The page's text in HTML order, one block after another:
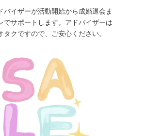
バイザーが活動開始から成婚退会ま
でサポートします。アドバイザーは
タクですので、ご安心ください。